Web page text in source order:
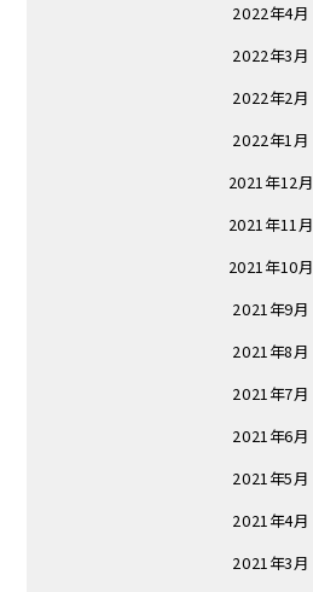
2022年4月
2022年3月
2022年2月
2022年1月
2021年12月
2021年11月
2021年10月
2021年9月
2021年8月
2021年7月
2021年6月
2021年5月
2021年4月
2021年3月